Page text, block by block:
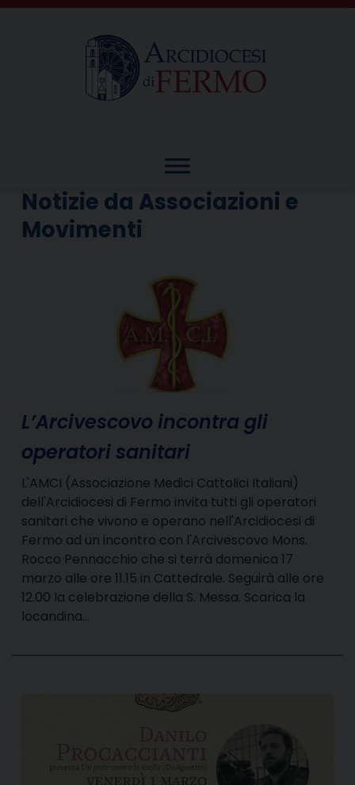
Skip
Notizie da Associazioni e
Movimenti
L’Arcivescovo incontra gli
operatori sanitari
L'AMCI (Associazione Medici Cattolici Italiani)
dell'Arcidiocesi di Fermo invita tutti gli operatori
sanitari che vivono e operano nell'Arcidiocesi di
Fermo ad un incontro con l'Arcivescovo Mons.
Rocco Pennacchio che si terrà domenica 17
marzo alle ore 11.15 in Cattedrale. Seguirà alle ore
12.00 la celebrazione della S. Messa. Scarica la
locandina…